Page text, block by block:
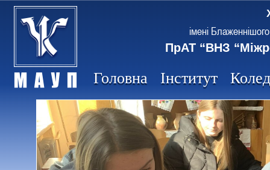
імені
ПрАТ “ВНЗ
Головна Інститут